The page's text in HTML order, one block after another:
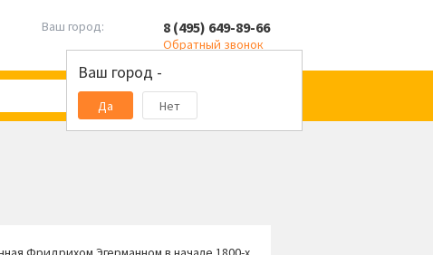
Ваш город:
Ваш город -
Да Нет
8 (495) 649-89-66
Обратный звонок